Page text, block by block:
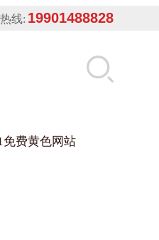
线: 19901488828
免费黄色网站